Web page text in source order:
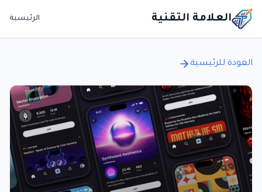
العلامة التقنية الرئيسية
العودة للرئيسية